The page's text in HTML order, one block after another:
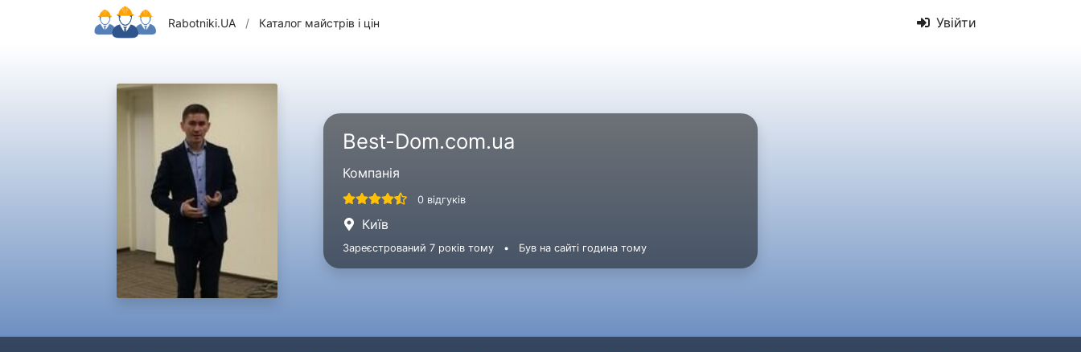
Rabotniki.UA / Каталог майстрів і цін Увійти
Best-Dom.com.ua
Компанія
0 відгуків
Київ
Зареєстрований 7 років тому • Був на сайті година тому